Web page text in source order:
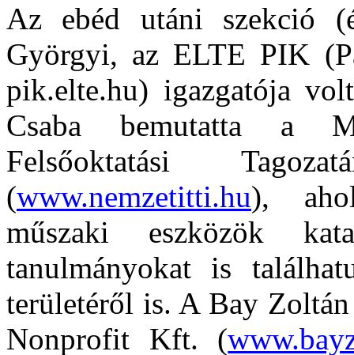
Az ebéd utáni szekció
Györgyi, az ELTE PIK
pik.elte.hu) igazgatója
Csaba bemutatta a
Felsőoktatási
(www.nemzetitti.hu),
műszaki eszközök
tanulmányokat is
területéről is. A Bay
Nonprofit Kft. (